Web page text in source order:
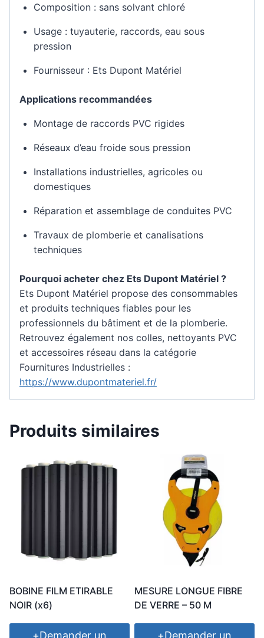
Composition : sans solvant chloré
Usage : tuyauterie, raccords, eau sous
pression
Fournisseur : Ets Dupont Matériel
Applications recommandées
Montage de raccords PVC rigides
Réseaux d’eau froide sous pression
Installations industrielles, agricoles ou
domestiques
Réparation et assemblage de conduites PVC
Travaux de plomberie et canalisations
techniques
Pourquoi acheter chez Ets Dupont Matériel ?
Ets Dupont Matériel propose des consommables
et produits techniques fiables pour les
professionnels du bâtiment et de la plomberie.
Retrouvez également nos colles, nettoyants PVC
et accessoires réseau dans la catégorie
Fournitures Industrielles :
https://www.dupontmateriel.fr/
Produits similaires
BOBINE FILM ETIRABLE
NOIR (x6)
+Demander un
MESURE LONGUE FIBRE
DE VERRE – 50 M
+Demander un